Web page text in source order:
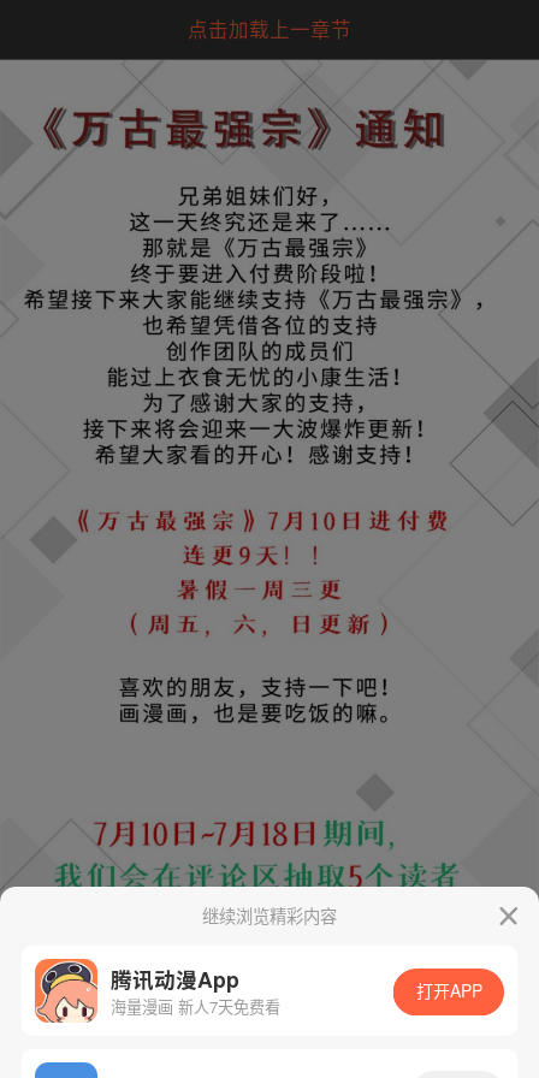
点击加载上一章节
App免费看
继续浏览精彩内容
腾讯动漫App
海量漫画 新人7天免费看
打开APP